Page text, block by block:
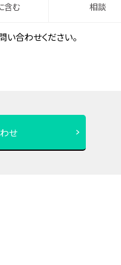
含む 相談
合わせください。
せ